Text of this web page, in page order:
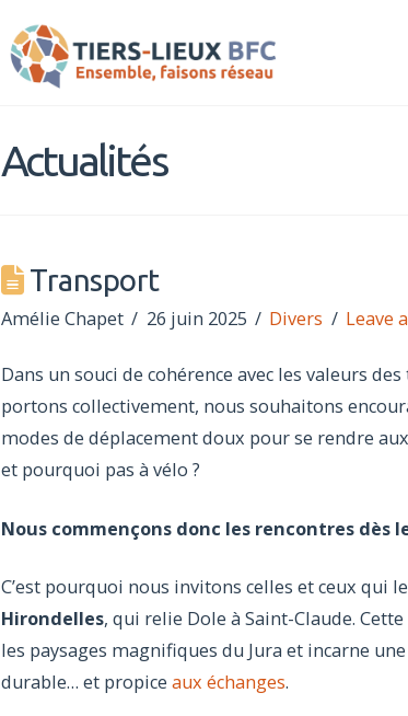
Tiers-
Lieux
BFC
Actualités
Transport
Amélie Chapet 26 juin 2025 Divers Leave
Dans un souci de cohérence avec les valeurs
portons collectivement, nous souhaitons
modes de déplacement doux pour se rendre aux
et pourquoi pas à vélo ?
Nous commençons donc les rencontres dès
C’est pourquoi nous invitons celles et ceux qui
Hirondelles, qui relie Dole à Saint-Claude.
les paysages magnifiques du Jura et incarne
durable… et propice aux échanges.